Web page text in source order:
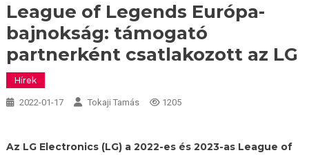
League of Legends Európa-
bajnokság: támogató
partnerként csatlakozott az LG
Hírek
2022-01-17 Tokaji Tamás 1205
Az LG Electronics (LG) a 2022-es és 2023-as League of